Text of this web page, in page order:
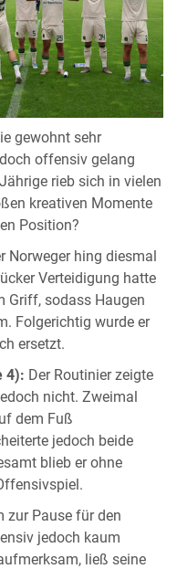
gewohnt sehr
offensiv gelang
rieb sich in vielen
kreativen Momente
Position?
Norweger hing diesmal
Verteidigung hatte
Griff, sodass Haugen
Folgerichtig wurde er
ersetzt.
4): Der Routinier zeigte
nicht. Zweimal
dem Fuß
jedoch beide
blieb er ohne
zur Pause für den
jedoch kaum
ließ seine